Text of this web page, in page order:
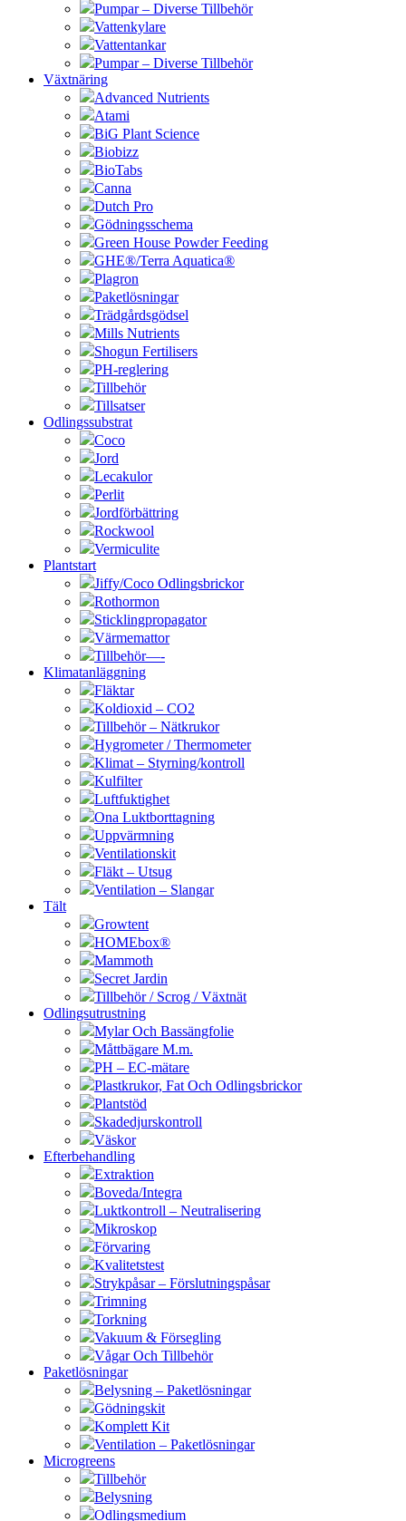
Pumpar – Diverse Tillbehör
Vattenkylare
Vattentankar
Pumpar – Diverse Tillbehör
Växtnäring
Advanced Nutrients
Atami
BiG Plant Science
Biobizz
BioTabs
Canna
Dutch Pro
Gödningsschema
Green House Powder Feeding
GHE®/Terra Aquatica®
Plagron
Paketlösningar
Trädgårdsgödsel
Mills Nutrients
Shogun Fertilisers
PH-reglering
Tillbehör
Tillsatser
Odlingssubstrat
Coco
Jord
Lecakulor
Perlit
Jordförbättring
Rockwool
Vermiculite
Plantstart
Jiffy/Coco Odlingsbrickor
Rothormon
Sticklingpropagator
Värmemattor
Tillbehör—-
Klimatanläggning
Fläktar
Koldioxid – CO2
Tillbehör – Nätkrukor
Hygrometer / Thermometer
Klimat – Styrning/kontroll
Kulfilter
Luftfuktighet
Ona Luktborttagning
Uppvärmning
Ventilationskit
Fläkt – Utsug
Ventilation – Slangar
Tält
Growtent
HOMEbox®
Mammoth
Secret Jardin
Tillbehör / Scrog / Växtnät
Odlingsutrustning
Mylar Och Bassängfolie
Måttbägare M.m.
PH – EC-mätare
Plastkrukor, Fat Och Odlingsbrickor
Plantstöd
Skadedjurskontroll
Väskor
Efterbehandling
Extraktion
Boveda/Integra
Luktkontroll – Neutralisering
Mikroskop
Förvaring
Kvalitetstest
Strykpåsar – Förslutningspåsar
Trimning
Torkning
Vakuum & Försegling
Vågar Och Tillbehör
Paketlösningar
Belysning – Paketlösningar
Gödningskit
Komplett Kit
Ventilation – Paketlösningar
Microgreens
Tillbehör
Belysning
Odlingsmedium